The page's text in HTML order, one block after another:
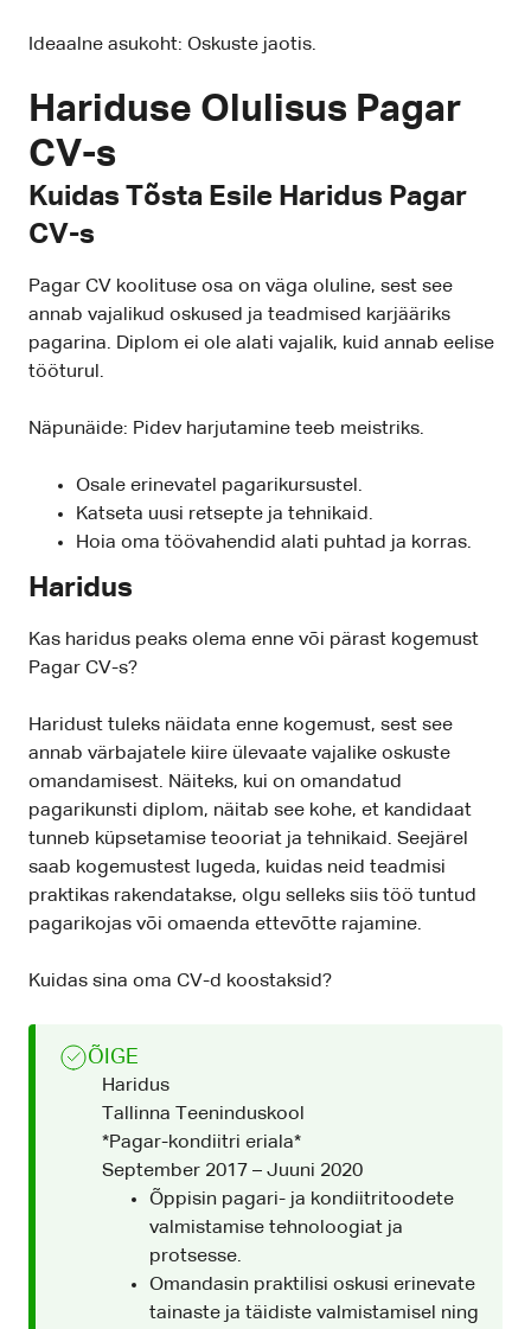
Ideaalne asukoht: Oskuste jaotis.
Hariduse Olulisus Pagar
CV-s
Kuidas Tõsta Esile Haridus Pagar
CV-s
Pagar CV koolituse osa on väga oluline, sest see
annab vajalikud oskused ja teadmised karjääriks
pagarina. Diplom ei ole alati vajalik, kuid annab eelise
tööturul.
Näpunäide: Pidev harjutamine teeb meistriks.
Osale erinevatel pagarikursustel.
Katseta uusi retsepte ja tehnikaid.
Hoia oma töövahendid alati puhtad ja korras.
Haridus
Kas haridus peaks olema enne või pärast kogemust
Pagar CV-s?
Haridust tuleks näidata enne kogemust, sest see
annab värbajatele kiire ülevaate vajalike oskuste
omandamisest. Näiteks, kui on omandatud
pagarikunsti diplom, näitab see kohe, et kandidaat
tunneb küpsetamise teooriat ja tehnikaid. Seejärel
saab kogemustest lugeda, kuidas neid teadmisi
praktikas rakendatakse, olgu selleks siis töö tuntud
pagarikojas või omaenda ettevõtte rajamine.
Kuidas sina oma CV-d koostaksid?
ÕIGE
Haridus
Tallinna Teeninduskool
*Pagar-kondiitri eriala*
September 2017 – Juuni 2020
Õppisin pagari- ja kondiitritoodete
valmistamise tehnoloogiat ja
protsesse.
Omandasin praktilisi oskusi erinevate
tainaste ja täidiste valmistamisel ning